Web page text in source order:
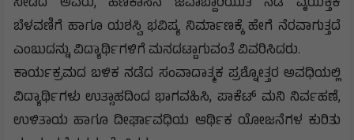
ಬೆಳವಣಿಗೆ ಹಾಗೂ ಯಶಸ್ವಿ ಭವಿಷ್ಯ ನಿರ್ಮಾಣಕ್ಕೆ ಹೇಗೆ ನೆರವಾಗುತ್ತದೆ
ಎಂಬುದನ್ನು ವಿದ್ಯಾರ್ಥಿಗಳಿಗೆ ಮನದಟ್ಟಾಗುವಂತೆ ವಿವರಿಸಿದರು.
ಕಾರ್ಯಕ್ರಮದ ಬಳಿಕ ನಡೆದ ಸಂವಾದಾತ್ಮಕ ಪ್ರಶ್ನೋತ್ತರ ಅವಧಿಯಲ್ಲಿ
ವಿದ್ಯಾರ್ಥಿಗಳು ಉತ್ಸಾಹದಿಂದ ಭಾಗವಹಿಸಿ, ಪಾಕೆಟ್ ಮನಿ ನಿರ್ವಹಣೆ,
ಉಳಿತಾಯ ಹಾಗೂ ದೀರ್ಘಾವಧಿಯ ಆರ್ಥಿಕ ಯೋಜನೆಗಳ ಕುರಿತು